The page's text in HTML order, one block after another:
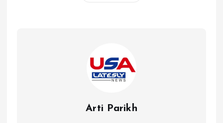
Arti Parikh